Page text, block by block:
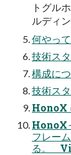
トグル
ルディ
何やっ
技術ス
構成に
技術ス
HonoX
HonoX
フレー
る。